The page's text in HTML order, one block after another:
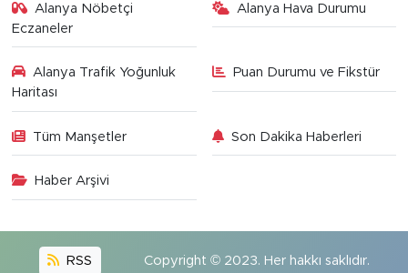
Alanya Nöbetçi
Eczaneler
Alanya Hava Durumu
Alanya Trafik Yoğunluk
Haritası
Puan Durumu ve Fikstür
Tüm Manşetler Son Dakika Haberleri
Haber Arşivi
RSS Copyright © 2023. Her hakkı saklıdır.